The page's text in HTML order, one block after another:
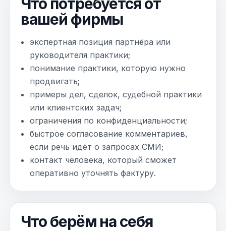
вашей фирмы
экспертная позиция партнёра или
руководителя практики;
понимание практики, которую нужно
продвигать;
примеры дел, сделок, судебной практики
или клиентских задач;
ограничения по конфиденциальности;
быстрое согласование комментариев,
если речь идёт о запросах СМИ;
контакт человека, который сможет
оперативно уточнять фактуру.
Что берём на себя